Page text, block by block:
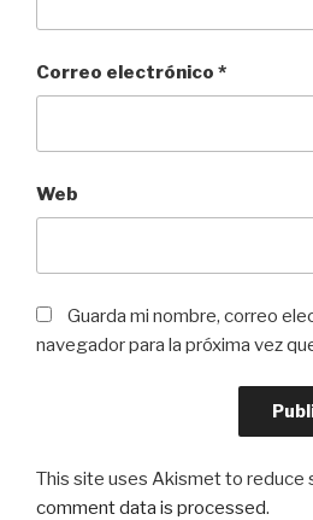
Correo electrónico *
Web
Guarda mi nombre, correo
navegador para la próxima vez
This site uses Akismet to reduce
comment data is processed.